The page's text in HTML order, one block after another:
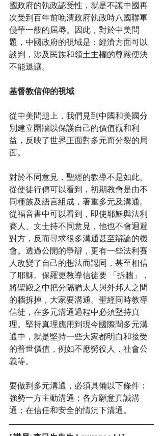
國政府的執政認受性，就是不讓中國再
次受到百年前晚清政府執政時八國聯軍
侵華一般的屈辱。因此，對於中美問
題，中國政府的視域是：經濟方面可以
談判，涉及民族和領土主權的尊嚴便決
不能退讓。
基督教信仰的視域
從中美問題上，我們見到中國和美國分
別建立圍牆以保護自己的價值觀和利
益，反映了世界正面對多元而分裂的局
面。
對於不同意見，聖經的教導不是如此。
從使徒行傳可以看到，初期教會是由不
同種族及語言組成，著重多元及溝通。
從福音書中可以看到，即使耶穌與法利
賽人、文士持不同意見，他也不會迴避
對方，反而尋求很多溝通甚至辯論的機
會。透過公開的爭辯，更有一些法利賽
人改變了自己的想法而認同，甚至相信
了耶穌。保羅更教導信徒要 「拆牆」，
將聖殿之中把分隔猶太人與外邦人之間
的牆拆掉，大家要溝通。聖經同時教導
信徒，在多元溝通過程中必須堅持真
理。堅持真理應用到現今國際間多元溝
通中，就是堅持一些大家都明白和接受
的普世價值，例如不應勞役人，社會公
義等。
要做到多元溝通，必須具備以下條件：
強勢一方主動溝通；各方願意真誠溝
通；在信任和安全的情況下溝通。